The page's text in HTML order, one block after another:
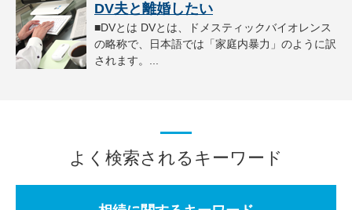
DV夫と離婚したい
■DVとは DVとは、ドメスティックバイオレンス
の略称で、日本語では「家庭内暴力」のように訳
されます。...
よく検索されるキーワード